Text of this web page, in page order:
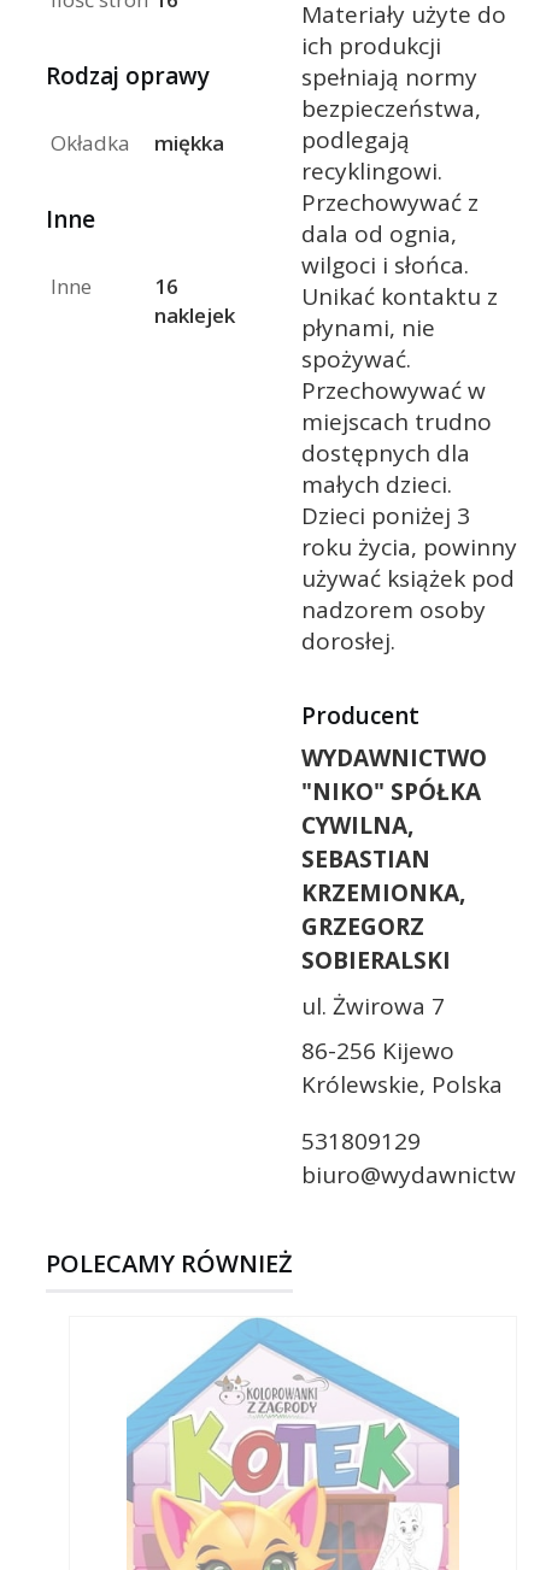
Rodzaj oprawy
Okładka miękka
Inne
Inne
16
naklejek
Materiały użyte do
ich produkcji
spełniają normy
bezpieczeństwa,
podlegają
recyklingowi.
Przechowywać z
dala od ognia,
wilgoci i słońca.
Unikać kontaktu z
płynami, nie
spożywać.
Przechowywać w
miejscach trudno
dostępnych dla
małych dzieci.
Dzieci poniżej 3
roku życia, powinny
używać książek pod
nadzorem osoby
dorosłej.
Producent
WYDAWNICTWO
"NIKO" SPÓŁKA
CYWILNA,
SEBASTIAN
KRZEMIONKA,
GRZEGORZ
SOBIERALSKI
ul. Żwirowa 7
86-256 Kijewo
Królewskie, Polska
531809129
POLECAMY RÓWNIEŻ